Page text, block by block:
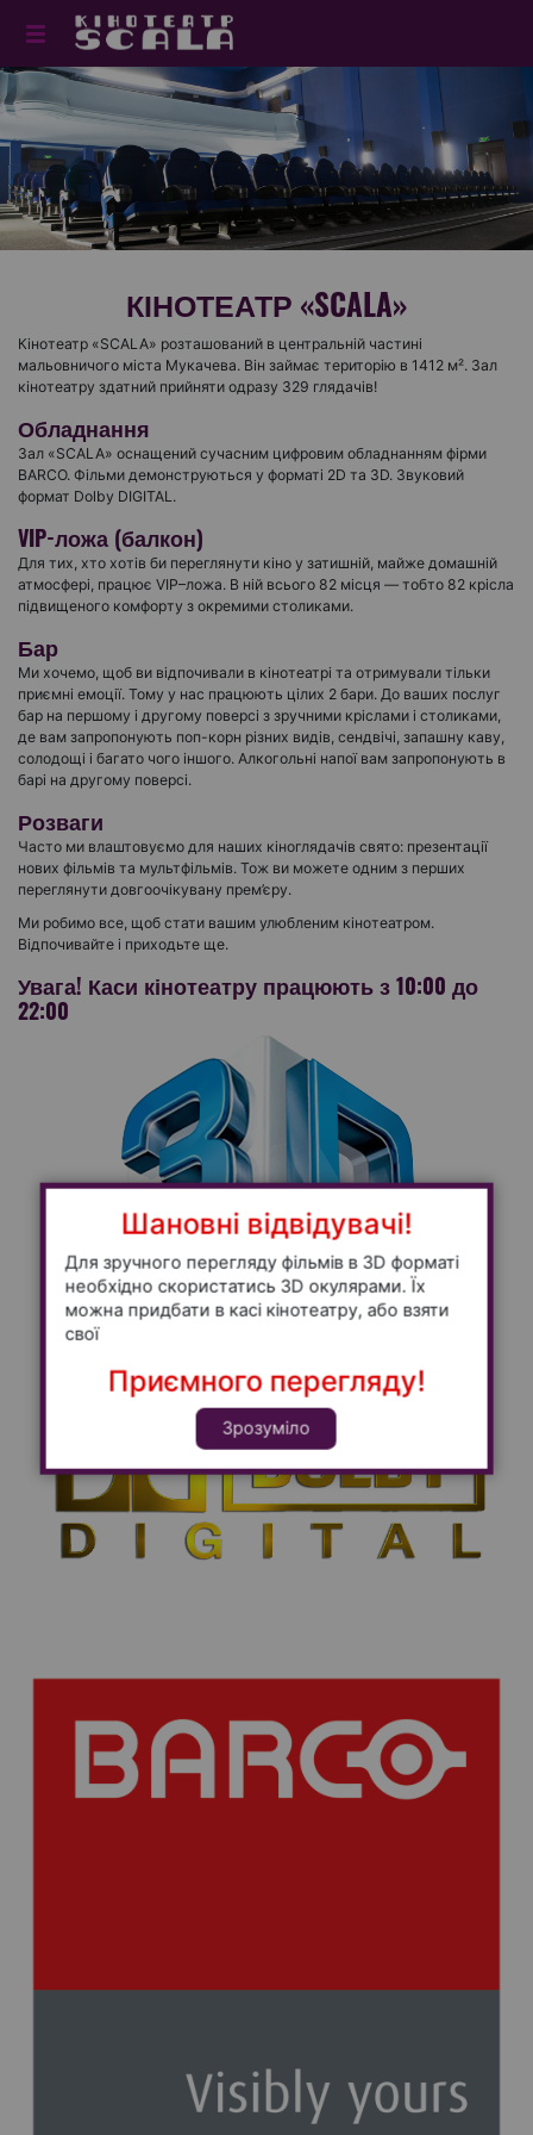
КІНОТЕАТР «SCALA»
Кінотеатр «SCALA» розташований в центральній частині
мальовничого міста Мукачева. Він займає територію в 1412 м². Зал
кінотеатру здатний прийняти одразу 329 глядачів!
Обладнання
Зал «SCALA» оснащений сучасним цифровим обладнанням фірми
BARCO. Фільми демонструються у форматі 2D та 3D. Звуковий
формат Dolby DIGITAL.
VIP-ложа (балкон)
Для тих, хто хотів би переглянути кіно у затишній, майже домашній
атмосфері, працює VIP–ложа. В ній всього 82 місця — тобто 82 крісла
підвищеного комфорту з окремими столиками.
Бар
Ми хочемо, щоб ви відпочивали в кінотеатрі та отримували тільки
приємні емоції. Тому у нас працюють цілих 2 бари. До ваших послуг
бар на першому і другому поверсі з зручними кріслами і столиками,
де вам запропонують поп-корн різних видів, сендвічі, запашну каву,
солодощі і багато чого іншого. Алкогольні напої вам запропонують в
барі на другому поверсі.
Розваги
Часто ми влаштовуємо для наших кіноглядачів свято: презентації
нових фільмів та мультфільмів. Тож ви можете одним з перших
переглянути довгоочікувану прем’єру.
Ми робимо все, щоб стати вашим улюбленим кінотеатром.
Відпочивайте і приходьте ще.
Увага! Каси кінотеатру працюють з 10:00 до
22:00
Шановні відвідувачі!
Для зручного перегляду фільмів в 3D форматі
необхідно скористатись 3D окулярами. Їх
можна придбати в касі кінотеатру, або взяти
свої
Приємного перегляду!
Зрозуміло